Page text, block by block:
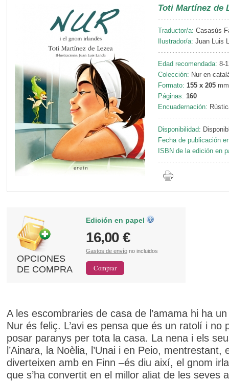
Toti Martínez de
Traductor/a: Casasús
Ilustrador/a: Juan Luis
Edad recomendada: 8-
Colección: Nur en
Formato: 155 x 205 mm
Páginas: 160
Encuadernación:
Disponibilidad:
Fecha de publicación
ISBN de la edición en
OPCIONES
DE COMPRA
Edición en papel
16,00 €
Gastos de envío no incluidos
A les escombraries de casa de l’amama hi ha
Nur és feliç. L’avi es pensa que és un ratolí i no
posar paranys per tota la casa. La nena i els
l’Ainara, la Noèlia, l’Unai i en Peio, mentrestant,
diverteixen amb en Finn –és diu així, el gnom
que s’ha convertit en el millor aliat de les seves